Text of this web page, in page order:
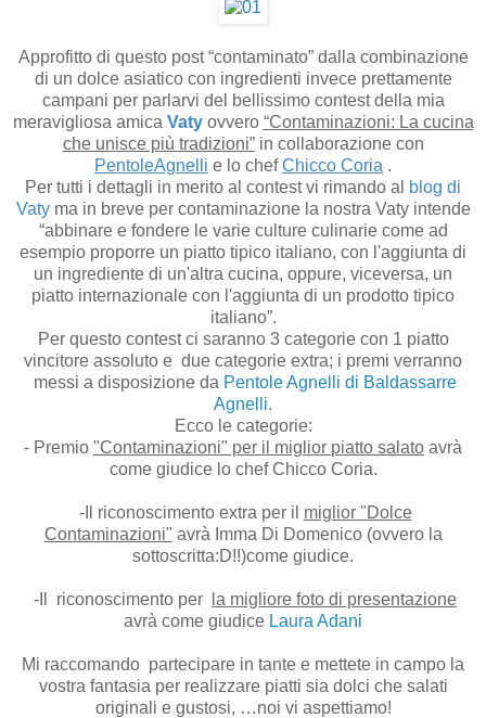
Approfitto di questo post “contaminato” dalla combinazione
di un dolce asiatico con ingredienti invece prettamente
campani per parlarvi del bellissimo contest della mia
meravigliosa amica Vatyovvero “Contaminazioni: La cucina
che unisce più tradizioni”in collaborazione con
PentoleAgnelli e lo chefChicco Coria .
Per tutti i dettagli in merito al contest vi rimando al
blog di
Vatyma in breve per contaminazione la nostra Vaty intende
“abbinare e fondere le varie culture culinarie come ad
esempio proporre un piatto tipico italiano, con l'aggiunta di
un ingrediente di un'altra cucina, oppure, viceversa, un
piatto internazionale con l'aggiunta di un prodotto tipico
italiano”.
Per questo contest ci saranno 3 categorie con 1 piatto
vincitore assoluto e due categorie extra; i premi verranno
messi a disposizione da Pentole Agnelli di Baldassarre
Agnelli.
Ecco le categorie:
- Premio "Contaminazioni" per il miglior piatto salato avrà
come giudice lo chef Chicco Coria.
-Il riconoscimento extra per il miglior "Dolce
Contaminazioni" avrà Imma Di Domenico (ovvero la
sottoscritta:D!!)come giudice.
-Il riconoscimento per
la migliore foto di presentazione
avrà come giudice Laura Adani
Mi raccomando partecipare in tante e mettete in campo la
vostra fantasia per realizzare piatti sia dolci che salati
originali e gustosi, …noi vi aspettiamo!